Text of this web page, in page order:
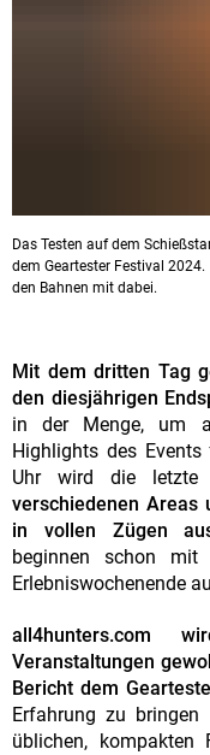
Das Testen auf dem
dem Geartester Festival
den Bahnen mit dabei.
Mit dem dritten Tag
den diesjährigen
in der Menge, um
Highlights des
Uhr wird die letzte
verschiedenen Areas
in vollen Zügen
beginnen schon
Erlebniswochenende
all4hunters.com
Veranstaltungen
Bericht dem
Erfahrung zu
üblichen,